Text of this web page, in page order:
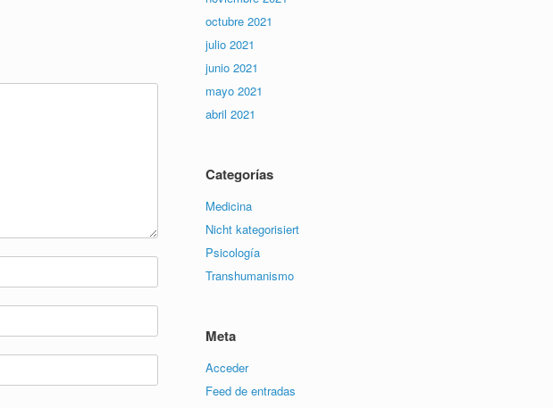
octubre 2021
julio 2021
junio 2021
mayo 2021
abril 2021
Categorías
Medicina
Nicht kategorisiert
Psicología
Transhumanismo
Meta
Acceder
Feed de entradas